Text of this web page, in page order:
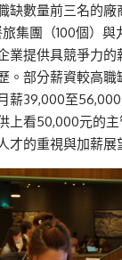
缺數量前三名的廠
旅集團（100個）
業提供具競爭力的
。部分薪資較高職
薪39,000至
上看50,000元的
才的重視與加薪展